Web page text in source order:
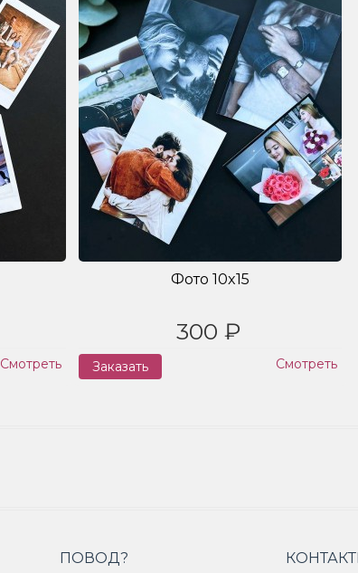
Смотреть
Фото 10x15
300 ₽
Заказать Смотреть
ПОВОД?